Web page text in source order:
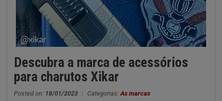
Descubra a marca de acessórios
para charutos Xikar
Posted on: 18/01/2023 | Categorias: As marcas